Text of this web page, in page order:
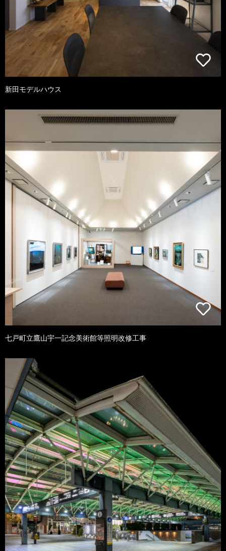
新田モデルハウス
七戸町立鷹山宇一記念美術館等照明改修工事